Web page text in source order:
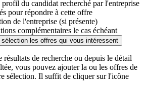
du candidat recherché par l'entreprise
pour répondre à cette offre
de l'entreprise (si présente)
complémentaires le cas échéant
les offres qui vous intéressent
résultats de recherche ou depuis le détail
vous pouvez ajouter la ou les offres de
sélection. Il suffit de cliquer sur l'icône